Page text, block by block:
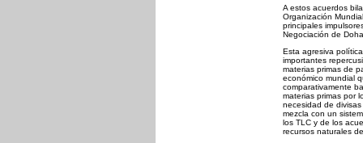
A estos acuerdos
Organización
principales
Negociación de
Esta agresiva
importantes
materias primas de
económico mundial
comparativamente
materias primas por
necesidad de
mezcla con un
los TLC y de los
recursos naturales